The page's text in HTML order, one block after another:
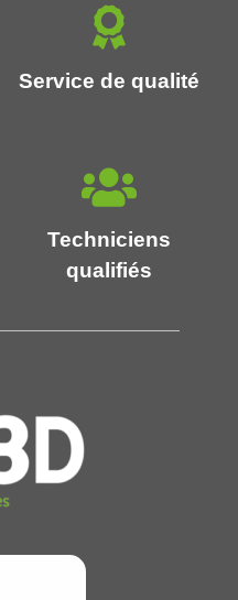
Service de qualité
Techniciens
qualifiés